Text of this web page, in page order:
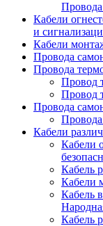
Кабели
и
Кабели
Провода
Провода
Провод
Провод
Провода
Кабели
Кабели
Кабель
Кабели
Кабель
Кабель